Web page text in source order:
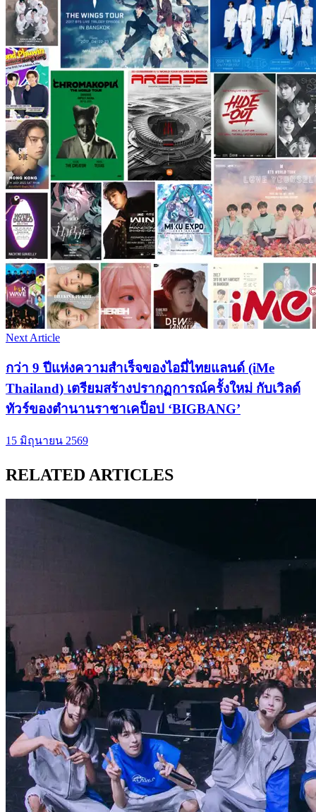
Next Article
กว่า 9 ปีแห่งความสำเร็จของไอมี่ไทยแลนด์ (iMe
Thailand) เตรียมสร้างปรากฏการณ์ครั้งใหม่ กับเวิลด์
ทัวร์ของตำนานราชาเคป็อป ‘BIGBANG’
15 มิถุนายน 2569
RELATED ARTICLES